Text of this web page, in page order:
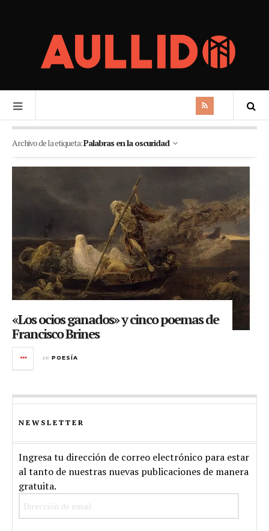
Archivo de la etiqueta:Palabras en la oscuridad
«Los ocios ganados» y cinco poemas de
Francisco Brines
en POESÍA
NEWSLETTER
Ingresa tu dirección de correo electrónico para estar
al tanto de nuestras nuevas publicaciones de manera
gratuita.